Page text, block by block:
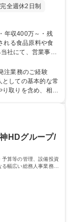
完全週休2日制
社にて、営業事務
などの業務をお任
をお願いします。
OJTと共に業務を
注業務のご経験
としての基本的な常
取りを含め、相手
・資格
HDグループ/
予算等の管理、設備投資
幅広い総務人事業務全